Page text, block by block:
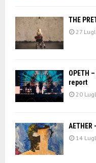
THE
27
OPETH
report
20
AETHER
14